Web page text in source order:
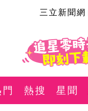
三立新聞網
熱搜 星聞